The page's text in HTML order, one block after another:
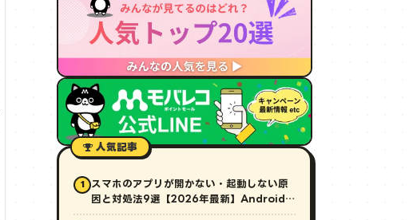
人気記事
1
スマホのアプリが開かない・起動しない原
因と対処法9選【2026年最新】Android・
iPhone対応